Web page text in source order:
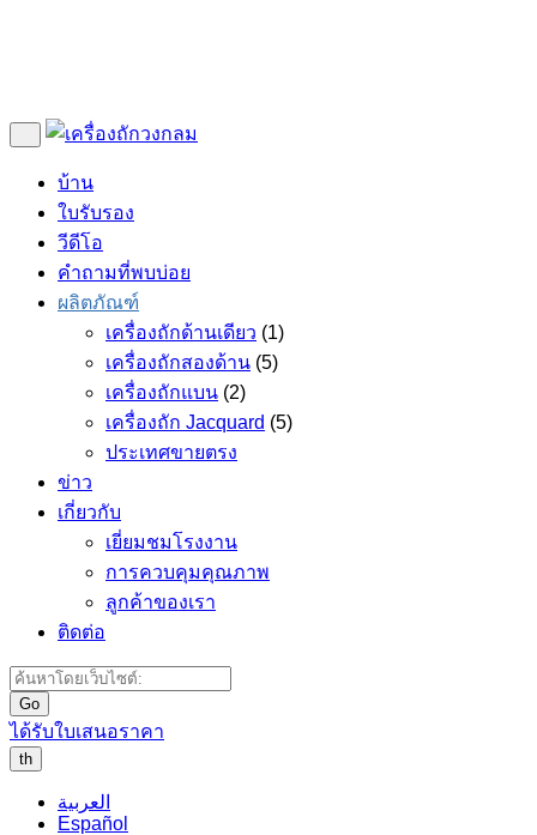
บ้าน
ใบรับรอง
วีดีโอ
คำถามที่พบบ่อย
ผลิตภัณฑ์
เครื่องถักด้านเดียว (1)
เครื่องถักสองด้าน (5)
เครื่องถักแบน (2)
เครื่องถัก Jacquard (5)
ประเทศขายตรง
ข่าว
เกี่ยวกับ
เยี่ยมชมโรงงาน
การควบคุมคุณภาพ
ลูกค้าของเรา
ติดต่อ
Go
ได้รับใบเสนอราคา
th
العربية
Español